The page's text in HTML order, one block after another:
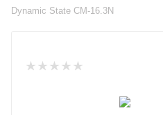
Dynamic State CM-16.3N